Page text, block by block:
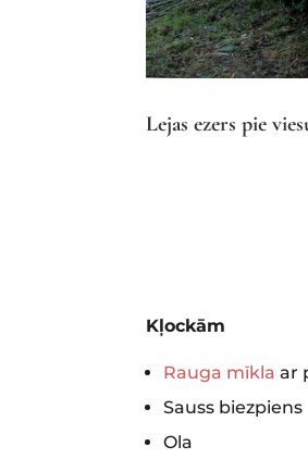
Lejas ezers pie
Kļockām
Rauga mīkla ar
Sauss biezpiens
Ola